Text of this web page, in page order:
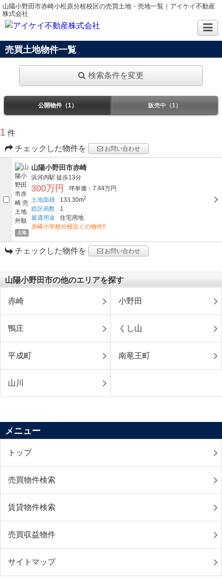
山陽小野田市赤崎小松原分校校区の売買土地・売地一覧｜アイケイ不動産
株式会社
売買土地物件一覧
検索条件を変更
公開物件（1） 販売中（1）
1 件
チェックした物件を
お問い合わせ
土地
山陽小野田市赤崎
浜河内駅 徒歩13分
300万円
坪単価：7.44万円
土地面積
133.30m2
総区画数
1
最適用途
住宅用地
赤崎小学校分校近くの物件‼
チェックした物件を お問い合わせ
山陽小野田市の他のエリアを探す
赤崎 小野田
鴨庄 くし山
平成町 南竜王町
山川
メニュー
トップ
売買物件検索
賃貸物件検索
売買収益物件
サイトマップ